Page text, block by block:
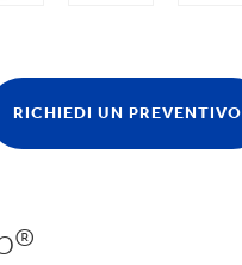
RICHIEDI UN PREVENTIVO